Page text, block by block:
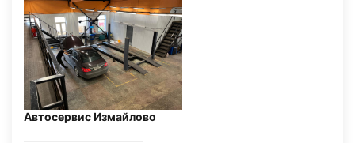
Автосервис Измайлово